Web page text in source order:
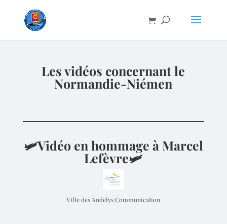
Les vidéos concernant le
Normandie-Niémen
🛩Vidéo en hommage à Marcel
Lefèvre🛩
Ville des Andelys Communication